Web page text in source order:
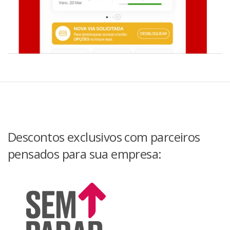
Acesse o siteclicando aqui
obrigações, bem como o limite do capital segurado
contratado para cada cobertura.
Descontos exclusivos com parceiros
pensados para sua empresa: